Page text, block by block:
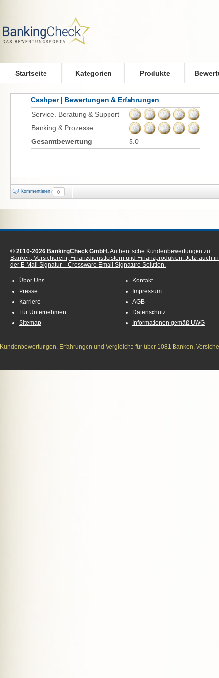
Startseite Kategorien Produkte
Cashper | Bewertungen & Erfahrungen
Service, Beratung & Support
Banking & Prozesse
Gesamtbewertung
5.0
Kommentieren 0
© 2010-2026 BankingCheck GmbH. Authentische Kundenbewertungen zu
Banken, Versicherern, Finanzdienstleistern und Finanzprodukten. Jetzt auch in
der E-Mail Signatur – Crossware Email Signature Solution.
Über Uns
Presse
Karriere
Für Unternehmen
Sitemap
Kontakt
Impressum
AGB
Datenschutz
Informationen gemäß UWG
Kundenbewertungen, Erfahrungen und Vergleiche für über 1081 Banken,